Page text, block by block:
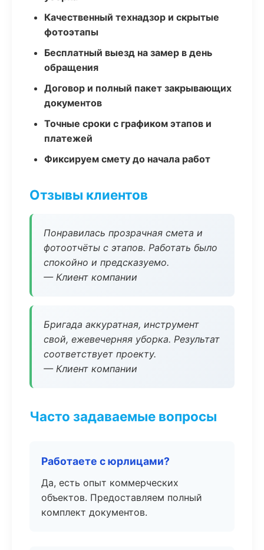
Качественный технадзор и скрытые
фотоэтапы
Бесплатный выезд на замер в день
обращения
Договор и полный пакет закрывающих
документов
Точные сроки с графиком этапов и
платежей
Фиксируем смету до начала работ
Отзывы клиентов
Понравилась прозрачная смета и
фотоотчёты с этапов. Работать было
спокойно и предсказуемо.
— Клиент компании
Бригада аккуратная, инструмент
свой, ежевечерняя уборка. Результат
соответствует проекту.
— Клиент компании
Часто задаваемые вопросы
Работаете с юрлицами?
Да, есть опыт коммерческих
объектов. Предоставляем полный
комплект документов.